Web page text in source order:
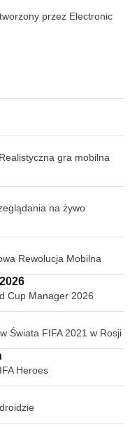
przez Electronic
gra mobilna
na żywo
Rewolucja Mobilna
Cup Manager 2026
Świata FIFA 2021 w Rosji
Heroes